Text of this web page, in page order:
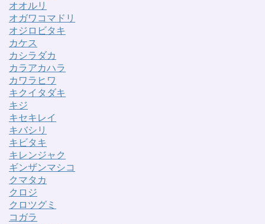
オオルリ
オガワコマドリ
オジロビタキ
カケス
カシラダカ
カラアカハラ
カワラヒワ
キクイタダキ
キジ
キセキレイ
キバシリ
キビタキ
キレンジャク
ギンザンマシコ
クマタカ
クロジ
クロツグミ
コガラ